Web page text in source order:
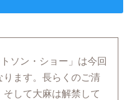
ソン・ショー」は今回
ります。長らくのご清
して大麻は解禁して